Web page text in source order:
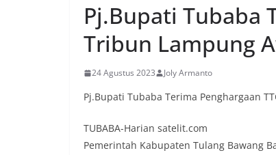
Pj.Bupati Tubaba
Tribun Lampung
24 Agustus 2023 Joly Armanto
Pj.Bupati Tubaba Terima Penghargaan
TUBABA-Harian satelit.com
Pemerintah Kabupaten Tulang Bawang